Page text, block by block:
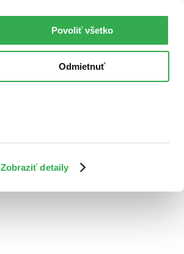
Zobraziť detaily
Povoliť všetko
Odmietnuť